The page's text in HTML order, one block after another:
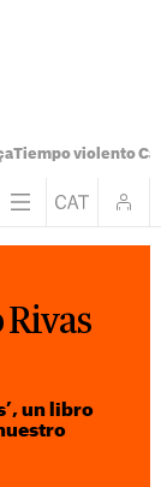
Tiempo violento
un libro